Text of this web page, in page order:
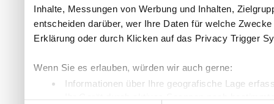
Inhalte, Messungen von Werbung und Inhalten,
entscheiden darüber, wer Ihre Daten für welche
Erklärung oder durch Klicken auf das Privacy Trigger
Wenn Sie es erlauben, würden wir auch gerne:
Informationen über Ihre geografische Lage
Ihr Gerät durch aktives Scannen nach